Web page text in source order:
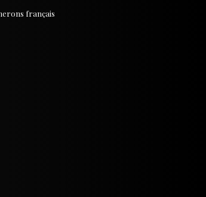
français